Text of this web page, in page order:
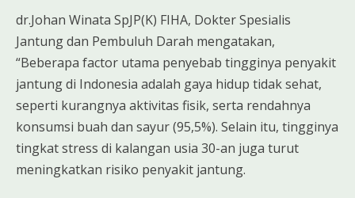
dr.Johan Winata SpJP(K) FIHA, Dokter Spesialis
Jantung dan Pembuluh Darah mengatakan,
“Beberapa factor utama penyebab tingginya penyakit
jantung di Indonesia adalah gaya hidup tidak sehat,
seperti kurangnya aktivitas fisik, serta rendahnya
konsumsi buah dan sayur (95,5%). Selain itu, tingginya
tingkat stress di kalangan usia 30-an juga turut
meningkatkan risiko penyakit jantung.